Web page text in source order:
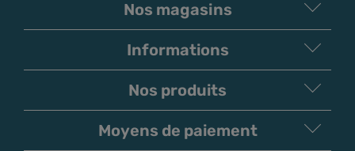
Nos magasins
Informations
Nos produits
Moyens de paiement